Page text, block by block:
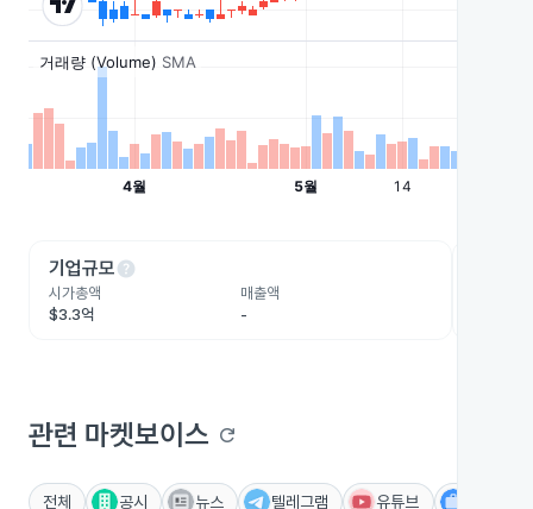
기업규모help
시가총액
$3.3억
매출액
-
관련 마켓보이스 refresh
전체 공시 뉴스 텔레그램 유튜브